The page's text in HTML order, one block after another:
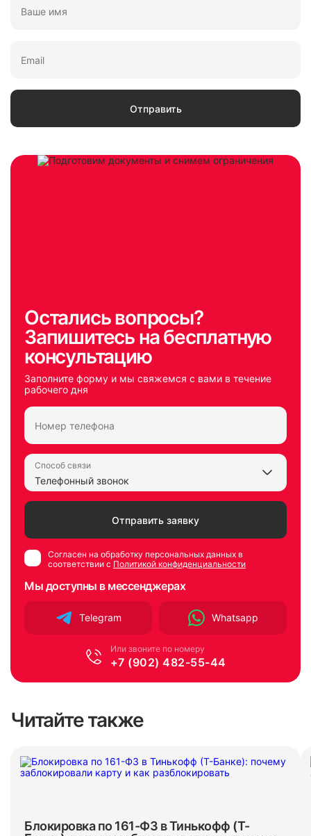
Остались вопросы?
Запишитесь на бесплатную
консультацию
Заполните форму и мы свяжемся с вами в течение
рабочего дня
Способ связи
Согласен на обработку персональных данных в
соответствии с Политикой конфиденциальности
Мы доступны в мессенджерах
Telegram Whatsapp
Или звоните по номеру
+7 (902) 482-55-44
Читайте также
Блокировка по 161-ФЗ в Тинькофф (Т-